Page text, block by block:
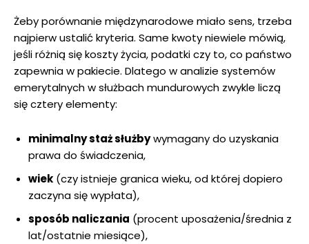
Żeby porównanie międzynarodowe miało sens, trzeba
najpierw ustalić kryteria. Same kwoty niewiele mówią,
jeśli różnią się koszty życia, podatki czy to, co państwo
zapewnia w pakiecie. Dlatego w analizie systemów
emerytalnych w służbach mundurowych zwykle liczą
się cztery elementy:
minimalny staż służbywymagany do uzyskania
prawa do świadczenia,
wiek (czy istnieje granica wieku, od której dopiero
zaczyna się wypłata),
sposób naliczania (procent uposażenia/średnia z
lat/ostatnie miesiące),